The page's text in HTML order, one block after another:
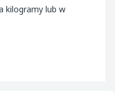
kilogramy lub w